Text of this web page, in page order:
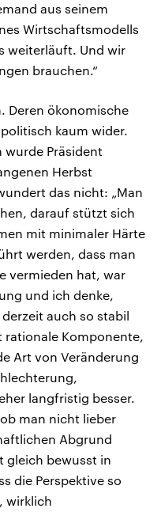
aus seinem
Wirtschaftsmodells
weiterläuft. Und wir
brauchen.“
Deren ökonomische
kaum wider.
wurde Präsident
Herbst
das nicht: „Man
darauf stützt sich
mit minimaler Härte
werden, dass man
vermieden hat, war
und ich denke,
auch so stabil
rationale Komponente,
Art von Veränderung
langfristig besser.
man nicht lieber
Abgrund
gleich bewusst in
die Perspektive so
wirklich